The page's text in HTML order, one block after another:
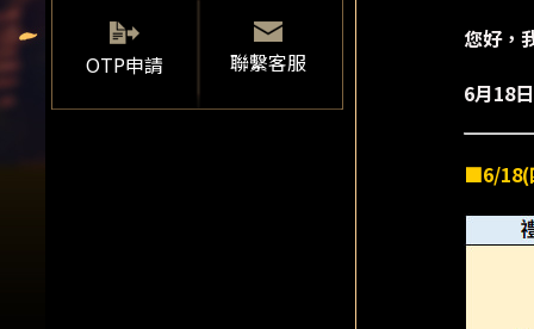
OTP申請 聯繫客服
您好，
6月18
■6/18(